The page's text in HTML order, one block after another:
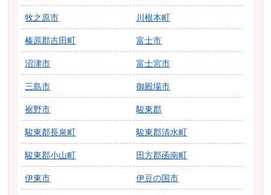
牧之原市 川根本町
榛原郡吉田町 富士市
沼津市 富士宮市
三島市 御殿場市
裾野市 駿東郡
駿東郡長泉町 駿東郡清水町
駿東郡小山町 田方郡函南町
伊東市 伊豆の国市